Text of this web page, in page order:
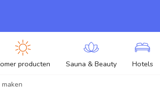
producten Sauna & Beauty Hotels